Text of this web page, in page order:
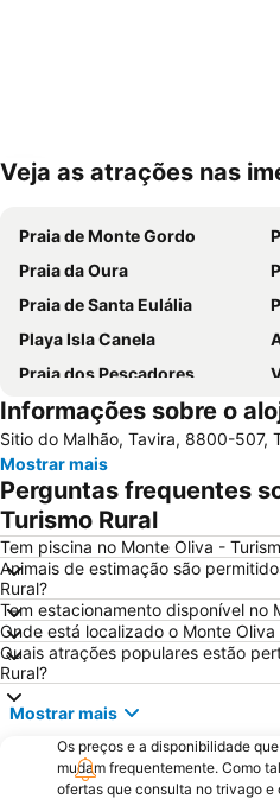
Ampliar mapa
Veja as atrações nas
Praia de Monte Gordo
Praia da Oura
Praia de Santa Eulália
Playa Isla Canela
Praia dos Pescadores
Praia da Manta Rota
Balaia Golf Village
Praia do Barril
Aldeia das Açoteias
Fuseta(Mar) Beach
Olhos de Água
Inatel Beach
Ferreiras
Areias de São João
Praia do Ancão
Aveiros
Punta de Moral
Informações sobre o
Sitio do Malhão, Tavira, 8800-507,
Mostrar mais
Perguntas frequentes
Turismo Rural
Tem piscina no Monte Oliva -
Animais de estimação são
Rural?
Tem estacionamento disponível no
Onde está localizado o Monte Oliva
Quais atrações populares estão
Rural?
Mostrar mais
Os preços e a disponibilidade
mudam frequentemente. Como
ofertas que consulta no trivago